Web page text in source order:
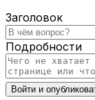
Заголовок
Подробности
Войти и